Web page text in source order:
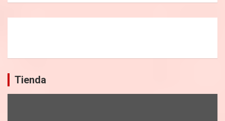
Tienda